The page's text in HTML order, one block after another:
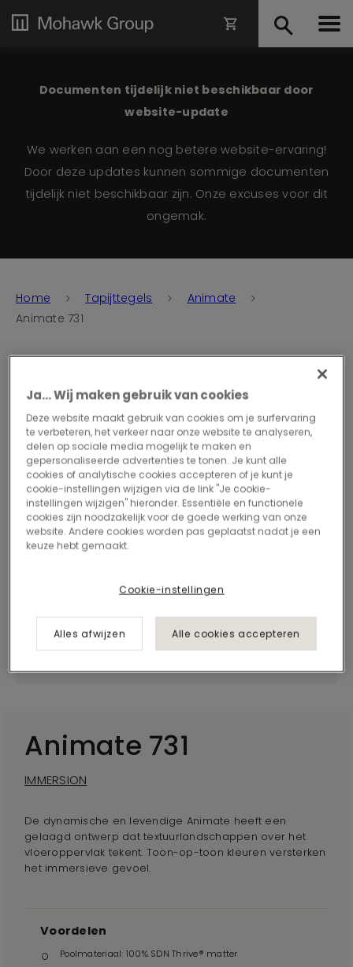
Documenten tijdelijk niet beschikbaar door
website-update
We werken aan een nog betere website-ervaring!
Door deze updates kunnen sommige documenten
tijdelijk niet beschikbaar zijn. Onze excuses voor dit
ongemak.
Home Tapijttegels
Animate
Animate 731
Animate 731
IMMERSION
De dynamische en levendige Animate heeft een
gelaagd ontwerp dat textuurlandschappen over het
vloeroppervlak tekent. Toon-op-toon kleuren versterken
het immersieve gevoel.
Voordelen
Poolmateriaal: 100% SDN Thrive® matter
Ja... Wij maken gebruik van cookies
Deze website maakt gebruik van cookies om je surfervaring
te verbeteren, het verkeer naar onze website te analyseren,
delen op sociale media mogelijk te maken en
gepersonaliseerde advertenties te tonen. Je kunt alle
cookies of analytische cookies accepteren of je kunt je
cookie-instellingen wijzigen via de link "Je cookie-
instellingen wijzigen" hieronder. Essentiële en functionele
cookies zijn noodzakelijk voor de goede werking van onze
website. Andere cookies worden pas geplaatst nadat je een
keuze hebt gemaakt.
Cookie-instellingen
Alles afwijzen Alle cookies accepteren